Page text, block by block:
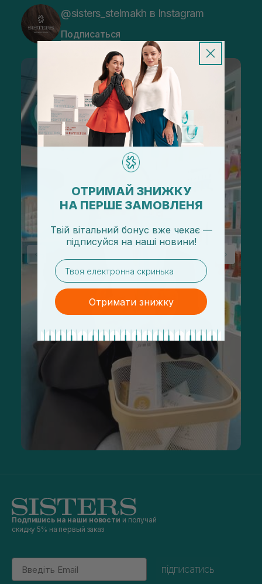
@sisters_stelmakh в Instagram
Подписаться
Подпишись на наши новости и получай
скидку 5% на первый заказ
Email
підписатись
ОТРИМАЙ ЗНИЖКУ
НА ПЕРШЕ ЗАМОВЛЕНЯ
Твій вітальний бонус вже чекає —
підписуйся на наші новини!
email
Отримати знижку